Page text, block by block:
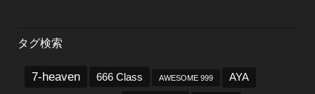
タグ検索
7-heaven 666 Class AWESOME 999 AYA